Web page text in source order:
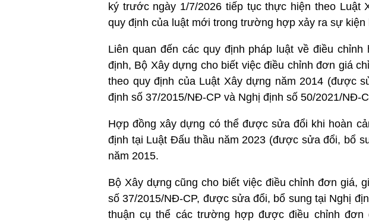
ký trước ngày 1/7/2026 tiếp tục thực hiện theo
quy định của luật mới trong trường hợp xảy ra sự
Liên quan đến các quy định pháp luật về điều
định, Bộ Xây dựng cho biết việc điều chỉnh đơn giá
theo quy định của Luật Xây dựng năm 2014 (được
định số 37/2015/NĐ-CP và Nghị định số 50/2021/NĐ-
Hợp đồng xây dựng có thể được sửa đổi khi hoàn
định tại Luật Đấu thầu năm 2023 (được sửa đổi, bổ
năm 2015.
Bộ Xây dựng cũng cho biết việc điều chỉnh đơn giá,
số 37/2015/NĐ-CP, được sửa đổi, bổ sung tại Nghị
thuận cụ thể các trường hợp được điều chỉnh